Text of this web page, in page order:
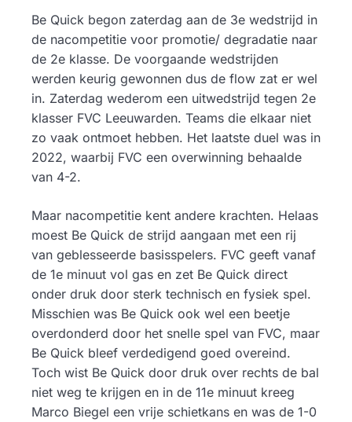
Be Quick begon zaterdag aan de 3e wedstrijd in
de nacompetitie voor promotie/ degradatie naar
de 2e klasse. De voorgaande wedstrijden
werden keurig gewonnen dus de flow zat er wel
in. Zaterdag wederom een uitwedstrijd tegen 2e
klasser FVC Leeuwarden. Teams die elkaar niet
zo vaak ontmoet hebben. Het laatste duel was in
2022, waarbij FVC een overwinning behaalde
van 4-2.
Maar nacompetitie kent andere krachten. Helaas
moest Be Quick de strijd aangaan met een rij
van geblesseerde basisspelers. FVC geeft vanaf
de 1e minuut vol gas en zet Be Quick direct
onder druk door sterk technisch en fysiek spel.
Misschien was Be Quick ook wel een beetje
overdonderd door het snelle spel van FVC, maar
Be Quick bleef verdedigend goed overeind.
Toch wist Be Quick door druk over rechts de bal
niet weg te krijgen en in de 11e minuut kreeg
Marco Biegel een vrije schietkans en was de 1-0